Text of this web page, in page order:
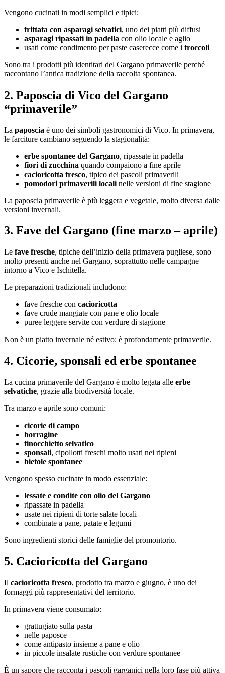
Vengono cucinati in modi semplici e tipici:
frittata con asparagi selvatici, uno dei piatti più diffusi
asparagi ripassati in padella con olio locale e aglio
usati come condimento per paste caserecce come i troccoli
Sono tra i prodotti più identitari del Gargano primaverile perché
raccontano l’antica tradizione della raccolta spontanea.
2. Paposcia di Vico del Gargano
“primaverile”
La paposcia è uno dei simboli gastronomici di Vico. In primavera,
le farciture cambiano seguendo la stagionalità:
erbe spontanee del Gargano, ripassate in padella
fiori di zucchina quando compaiono a fine aprile
cacioricotta fresco, tipico dei pascoli primaverili
pomodori primaverili locali nelle versioni di fine stagione
La paposcia primaverile è più leggera e vegetale, molto diversa dalle
versioni invernali.
3. Fave del Gargano (fine marzo – aprile)
Le fave fresche, tipiche dell’inizio della primavera pugliese, sono
molto presenti anche nel Gargano, soprattutto nelle campagne
intorno a Vico e Ischitella.
Le preparazioni tradizionali includono:
fave fresche con cacioricotta
fave crude mangiate con pane e olio locale
puree leggere servite con verdure di stagione
Non è un piatto invernale né estivo: è profondamente primaverile.
4. Cicorie, sponsali ed erbe spontanee
La cucina primaverile del Gargano è molto legata alle erbe
selvatiche, grazie alla biodiversità locale.
Tra marzo e aprile sono comuni:
cicorie di campo
borragine
finocchietto selvatico
sponsali, cipollotti freschi molto usati nei ripieni
bietole spontanee
Vengono spesso cucinate in modo essenziale:
lessate e condite con olio del Gargano
ripassate in padella
usate nei ripieni di torte salate locali
combinate a pane, patate e legumi
Sono ingredienti storici delle famiglie del promontorio.
5. Cacioricotta del Gargano
Il cacioricotta fresco, prodotto tra marzo e giugno, è uno dei
formaggi più rappresentativi del territorio.
In primavera viene consumato:
grattugiato sulla pasta
nelle paposce
come antipasto insieme a pane e olio
in piccole insalate rustiche con verdure spontanee
È un sapore che racconta i pascoli garganici nella loro fase più attiva